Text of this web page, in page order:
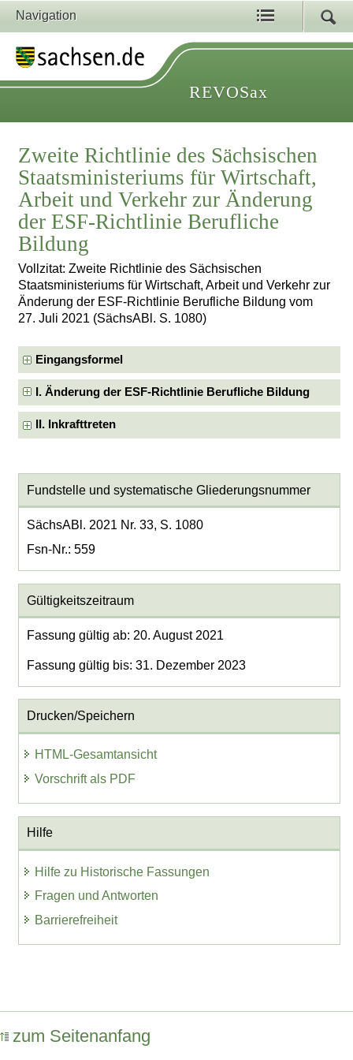
Navigation
REVOSax
Zweite Richtlinie des Sächsischen
Staatsministeriums für Wirtschaft,
Arbeit und Verkehr zur Änderung
der ESF-Richtlinie Berufliche
Bildung
Vollzitat: Zweite Richtlinie des Sächsischen
Staatsministeriums für Wirtschaft, Arbeit und Verkehr zur
Änderung der ESF-Richtlinie Berufliche Bildung vom
27. Juli 2021 (SächsABl. S. 1080)
Eingangsformel
I. Änderung der ESF-Richtlinie Berufliche Bildung
II. Inkrafttreten
Fundstelle und systematische Gliederungsnummer
SächsABl. 2021 Nr. 33, S. 1080
Fsn-Nr.: 559
Gültigkeitszeitraum
Fassung gültig ab: 20. August 2021
Fassung gültig bis: 31. Dezember 2023
Drucken/Speichern
HTML-Gesamtansicht
Vorschrift als PDF
Hilfe
Hilfe zu Historische Fassungen
Fragen und Antworten
Barrierefreiheit
zum Seitenanfang